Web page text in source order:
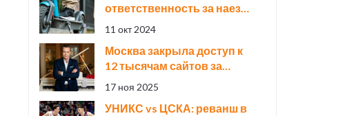
ответственность за наезд
электросамоката на
11 окт 2024
Москва закрыла доступ к
12 тысячам сайтов за
нарушение закона о
17 ноя 2025
УНИКС vs ЦСКА: реванш в